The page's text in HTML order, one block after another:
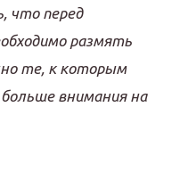
что перед
размять
те, к которым
внимания на